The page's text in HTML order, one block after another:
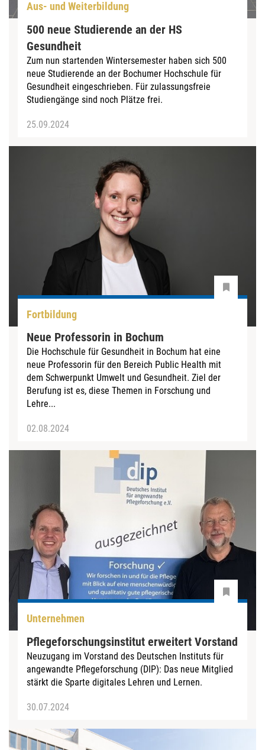
Aus- und Weiterbildung
500 neue Studierende an der HS
Gesundheit
Zum nun startenden Wintersemester haben sich 500
neue Studierende an der Bochumer Hochschule für
Gesundheit eingeschrieben. Für zulassungsfreie
Studiengänge sind noch Plätze frei.
25.09.2024
Fortbildung
Neue Professorin in Bochum
Die Hochschule für Gesundheit in Bochum hat eine
neue Professorin für den Bereich Public Health mit
dem Schwerpunkt Umwelt und Gesundheit. Ziel der
Berufung ist es, diese Themen in Forschung und
Lehre...
02.08.2024
Unternehmen
Pflegeforschungsinstitut erweitert Vorstand
Neuzugang im Vorstand des Deutschen Instituts für
angewandte Pflegeforschung (DIP): Das neue Mitglied
stärkt die Sparte digitales Lehren und Lernen.
30.07.2024